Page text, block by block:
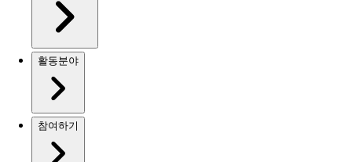
활동분야
참여하기